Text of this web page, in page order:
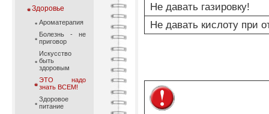
Здоровье
Ароматерапия
Болезнь - не
приговор
Искусство
быть
здоровым
ЭТО надо
знать ВСЕМ!
Здоровое
питание
Не давать газировку!
Не давать кислоту при